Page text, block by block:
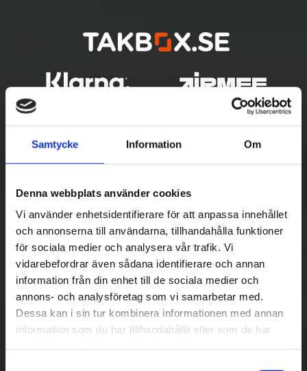
Samtycke Information Om
Denna webbplats använder cookies
Vi använder enhetsidentifierare för att anpassa innehållet
och annonserna till användarna, tillhandahålla funktioner
för sociala medier och analysera vår trafik. Vi
vidarebefordrar även sådana identifierare och annan
information från din enhet till de sociala medier och
annons- och analysföretag som vi samarbetar med.
Dessa kan i sin tur kombinera informationen med annan
information som du har tillhandahållit eller som de har
Betala säkert
|| Välj ||
Snabba leveranser
||
Eller ||
Hämta på lagret med/utan montering